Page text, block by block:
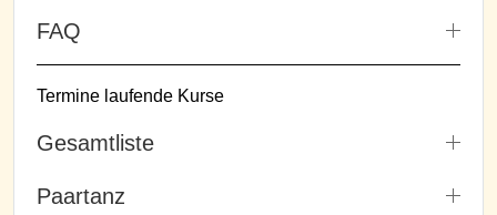
FAQ
Termine laufende Kurse
Gesamtliste
Paartanz